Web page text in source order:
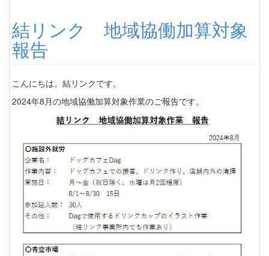
結リンク 地域協働加算対象
報告
こんにちは。結リンクです。
2024年8月の地域協働加算対象作業のご報告です。